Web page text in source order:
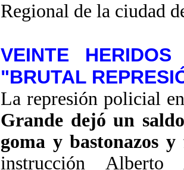
Regional de la ciudad
VEINTE
"BRUTAL
La represión policial
Grande dejó un
goma y bastonazos
instrucción Alberto